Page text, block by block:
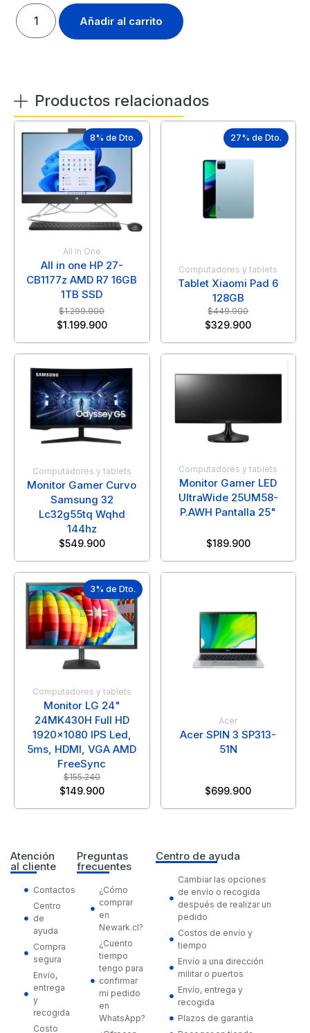
Añadir al carrito
Productos relacionados
8% de Dto.
All In One
All in one HP 27-
CB1177z AMD R7 16GB
1TB SSD
$1.299.900
$1.199.900
27% de Dto.
Computadores y tablets
Tablet Xiaomi Pad 6
128GB
$449.900
$329.900
Computadores y tablets
Monitor Gamer Curvo
Samsung 32
Lc32g55tq Wqhd
144hz
$549.900
Computadores y tablets
Monitor Gamer LED
UltraWide 25UM58-
P.AWH Pantalla 25"
$189.900
3% de Dto.
Computadores y tablets
Monitor LG 24"
24MK430H Full HD
1920x1080 IPS Led,
5ms, HDMI, VGA AMD
FreeSync
$155.240
$149.900
Acer
Acer SPIN 3 SP313-
51N
$699.900
Atención
al cliente
Contactos
Centro
de
ayuda
Compra
segura
Envío,
entrega
y
recogida
Costo
Preguntas
frecuentes
¿Cómo
comprar
en
Newark.cl?
¿Cuento
tiempo
tengo para
confirmar
mi pedido
en
WhatsApp?
Centro de ayuda
Cambiar las opciones
de envío o recogida
después de realizar un
pedido
Costos de envío y
tiempo
Envío a una dirección
militar o puertos
Envío, entrega y
recogida
Plazos de garantía